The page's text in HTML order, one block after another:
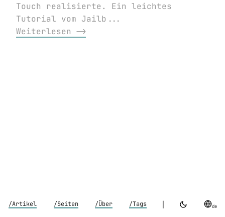
/Artikel /Seiten /Über /Tags de
Touch realisierte. Ein leichtes
Tutorial vom Jailb...
Weiterlesen ⟶